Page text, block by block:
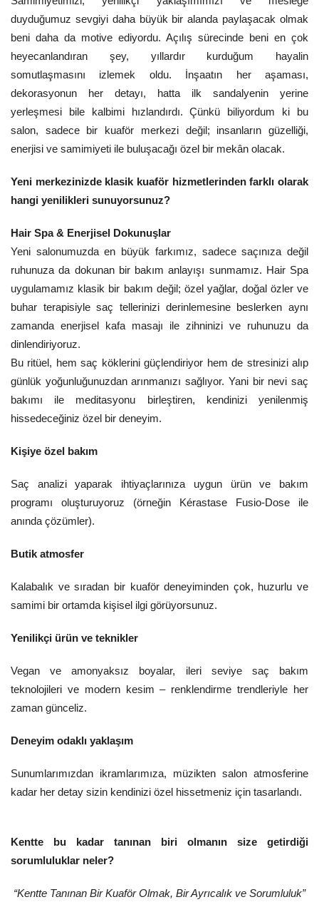
duyduğumuz sevgiyi daha büyük bir alanda paylaşacak olmak
beni daha da motive ediyordu. Açılış sürecinde beni en çok
heyecanlandıran şey, yıllardır kurduğum hayalin
somutlaşmasını izlemek oldu. İnşaatın her aşaması,
dekorasyonun her detayı, hatta ilk sandalyenin yerine
yerleşmesi bile kalbimi hızlandırdı. Çünkü biliyordum ki bu
salon, sadece bir kuaför merkezi değil; insanların güzelliği,
enerjisi ve samimiyeti ile buluşacağı özel bir mekân olacak.
Yeni merkezinizde klasik kuaför hizmetlerinden farklı olarak
hangi yenilikleri sunuyorsunuz?
Hair Spa & Enerjisel Dokunuşlar
Yeni salonumuzda en büyük farkımız, sadece saçınıza değil
ruhunuza da dokunan bir bakım anlayışı sunmamız. Hair Spa
uygulamamız klasik bir bakım değil; özel yağlar, doğal özler ve
buhar terapisiyle saç tellerinizi derinlemesine beslerken aynı
zamanda enerjisel kafa masajı ile zihninizi ve ruhunuzu da
dinlendiriyoruz.
Bu ritüel, hem saç köklerini güçlendiriyor hem de stresinizi alıp
günlük yoğunluğunuzdan arınmanızı sağlıyor. Yani bir nevi saç
bakımı ile meditasyonu birleştiren, kendinizi yenilenmiş
hissedeceğiniz özel bir deneyim.
Kişiye özel bakım
Saç analizi yaparak ihtiyaçlarınıza uygun ürün ve bakım
programı oluşturuyoruz (örneğin Kérastase Fusio-Dose ile
anında çözümler).
Butik atmosfer
Kalabalık ve sıradan bir kuaför deneyiminden çok, huzurlu ve
samimi bir ortamda kişisel ilgi görüyorsunuz.
Yenilikçi ürün ve teknikler
Vegan ve amonyaksız boyalar, ileri seviye saç bakım
teknolojileri ve modern kesim – renklendirme trendleriyle her
zaman günceliz.
Deneyim odaklı yaklaşım
Sunumlarımızdan ikramlarımıza, müzikten salon atmosferine
kadar her detay sizin kendinizi özel hissetmeniz için tasarlandı.
Kentte bu kadar tanınan biri olmanın size getirdiği
sorumluluklar neler?
“Kentte Tanınan Bir Kuaför Olmak, Bir Ayrıcalık ve Sorumluluk”